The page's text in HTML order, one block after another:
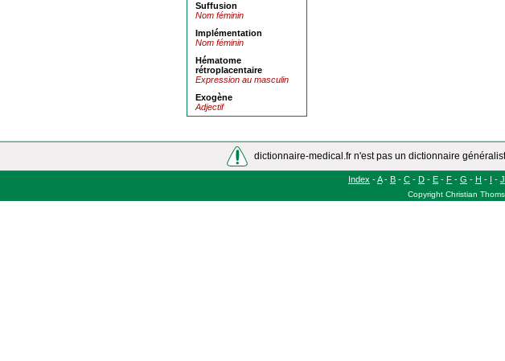
Suffusion
Nom féminin
Implémentation
Nom féminin
Hématome
rétroplacentaire
Expression au masculin
Exogène
Adjectif
dictionnaire-medical.fr n'est pas un dictionnaire
Index -A- B - C - D - E - F - G - H - I - J
Copyright Christian